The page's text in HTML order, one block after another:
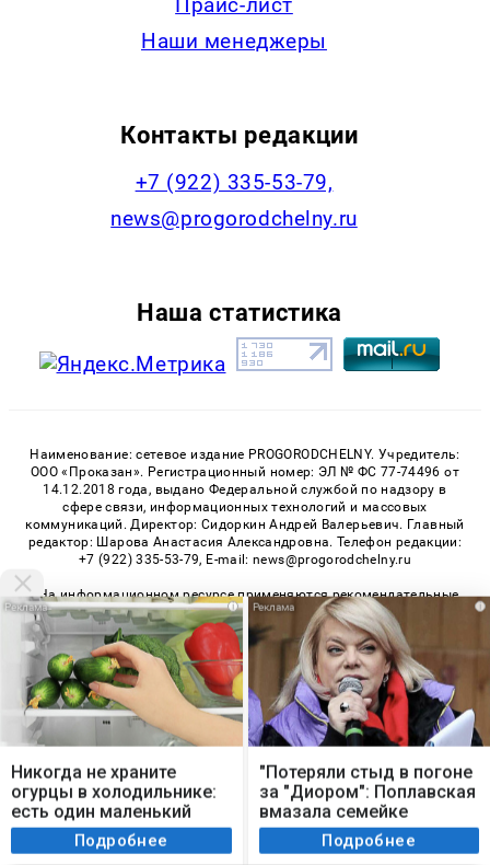
Наши менеджеры
Контакты редакции
+7 (922) 335-53-79,
news@progorodchelny.ru
Наша статистика
Наименование: сетевое издание PROGORODCHELNY. Учредитель:
ООО «Проказан». Регистрационный номер: ЭЛ № ФС 77-74496 от
14.12.2018 года, выдано Федеральной службой по надзору в
сфере связи, информационных технологий и массовых
коммуникаций. Директор: Сидоркин Андрей Валерьевич. Главный
редактор: Шарова Анастасия Александровна. Телефон редакции:
+7 (922) 335-53-79, E-mail: news@progorodchelny.ru
«На информационном ресурсе применяются рекомендательные
технологии (информационные технологии предоставления
информации на основе сбора, систематизации и анализа
сведений, относящихся к предпочтениям пользователей сети
«Интернет», находящихся на территории Российской
Федерации)». Правила применения рекомендательных
технологий в виджетах рекламно-обменной сети«СМИ2» (PDF),
«Sparrow» (PDF)
© 2026 «PROGorodChelny» | Все права защищены
Возрастная категория сайта 16+
Политика конфиденциальности
Мы используем cookie. Во время посещения сайта
вы соглашаетесь с тем, что мы обрабатываем
ваши персональные данные с использованием
метрик Яндекс Метрика, top.mail.ru, LiveInternet.
Я согласен
i
Никогда не храните
огурцы в холодильнике:
есть один маленький
секрет Подробнее
i
"Потеряли стыд в погоне
за "Диором": Поплавская
вмазала семейке
ПлющенкоПодробнее